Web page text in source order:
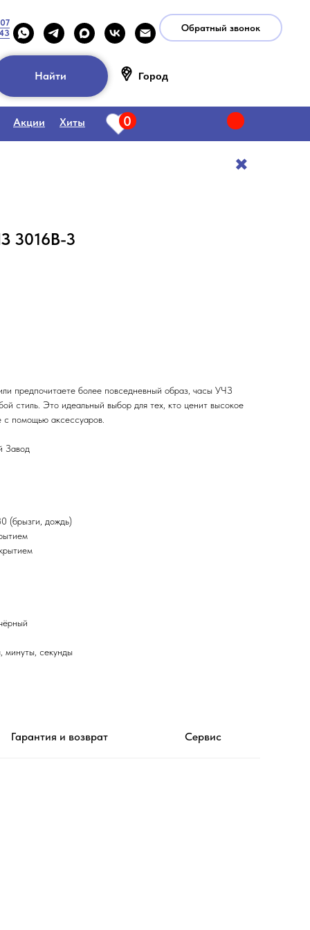
Обратный звонок
Найти Город
Акции Хиты 0
✖️
3016B-3
предпочитаете более повседневный образ, часы УЧЗ
стиль. Это идеальный выбор для тех, кто ценит высокое
с помощью аксессуаров.
Завод
(брызги, дождь)
минуты, секунды
Гарантия и возврат Сервис